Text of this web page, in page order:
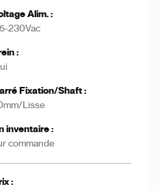
230Vac
Lisse
commande